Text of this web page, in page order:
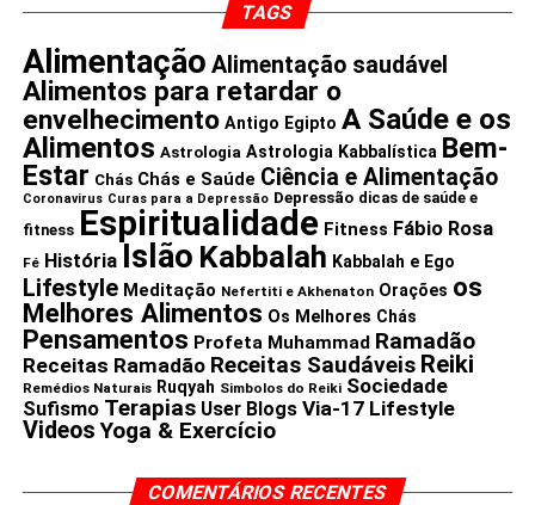
pode lhe ferir.”-O
Zohar-
TAGS
Alimentação Alimentação saudável
Alimentos para retardar o
envelhecimento Antigo Egipto A Saúde e os
Alimentos Astrologia Astrologia Kabbalística Bem-
Estar Chás Chás e Saúde Ciência e Alimentação
Coronavirus Curas para a Depressão Depressão dicas de saúde e
fitness Espiritualidade Fitness Fábio Rosa
Fé História Islão Kabbalah Kabbalah e Ego
Lifestyle Meditação Nefertiti e Akhenaton Orações os
Melhores Alimentos Os Melhores Chás
Pensamentos Profeta Muhammad Ramadão
Receitas Ramadão Receitas Saudáveis Reiki
Remédios Naturais Ruqyah Simbolos do Reiki Sociedade
Sufismo Terapias User Blogs Via-17 Lifestyle
Videos Yoga & Exercício
COMENTÁRIOS RECENTES